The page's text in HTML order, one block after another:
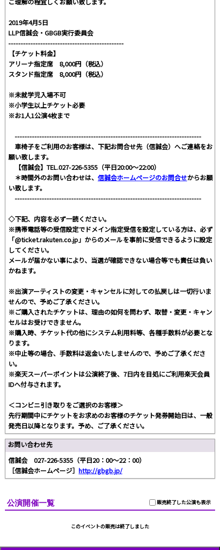
2019年4月5日
LLP信誠会・GBGB実行委員会
-----------------------------------------------
【チケット料金】
アリーナ指定席 8,000円（税込）
スタンド指定席 8,000円（税込）
※未就学児入場不可
※小学生以上チケット必要
※お1人1公演4枚まで
----------------------------------------------------------------------------
車椅子をご利用のお客様は、下記お問合せ先（信誠会）へご連絡をお
願い致します。
【信誠会】TEL.027-226-5355（平日20:00～22:00）
＊時間外のお問い合わせは、 信誠会ホームページのお問合せからお願
い致します。
----------------------------------------------------------------------------
◇下記、内容を必ず一読ください。
※携帯電話等の受信設定でドメイン指定受信を設定している方は、必ず
「@ticket.rakuten.co.jp」からのメールを事前に受信できるように設定
してください。
メールが届かない事により、当選が確認できない場合等でも責任は負い
かねます。
※出演アーティストの変更・キャンセルに対しての払戻しは一切行いま
せんので、予めご了承ください。
※ご購入されたチケットは、理由の如何を問わず、取替・変更・キャン
セルはお受けできません。
※購入時、チケット代の他にシステム利用料等、各種手数料が必要とな
ります。
※中止等の場合、手数料は返金いたしませんので、予めご了承くださ
い。
※楽天スーパーポイントは公演終了後、7日内を目処にご利用楽天会員
IDへ付与されます。
＜コンビニ引き取りをご選択のお客様＞
先行期間中にチケットをお求めのお客様のチケット発券開始日は、一般
発売日以降となります。予め、ご了承ください。
お問い合わせ先
信誠会 027-226-5355（平日20：00～22：00）
［信誠会ホームページ］ http://gbgb.jp/
販売終了した公演も表示
公演開催一覧
このイベントの販売は終了しました